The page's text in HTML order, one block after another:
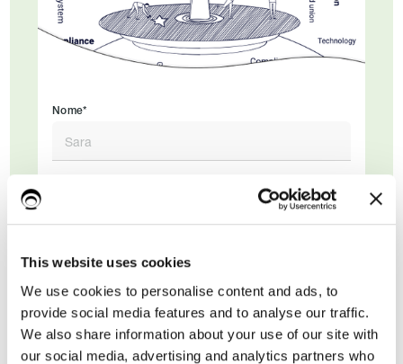
This website uses cookies
We use cookies to personalise content and ads, to
provide social media features and to analyse our traffic.
We also share information about your use of our site with
our social media, advertising and analytics partners who
Nome*
Email di lavoro*